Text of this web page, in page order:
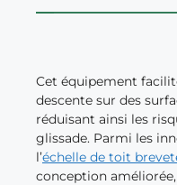
Cet équipement
descente sur des
réduisant ainsi les
glissade. Parmi les
l’échelle de toit
conception